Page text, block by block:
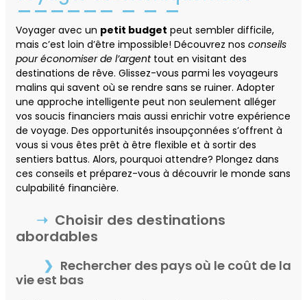
Voyager avec un petit budget peut sembler difficile,
mais c’est loin d’être impossible! Découvrez nos conseils
pour économiser de l’argenttout en visitant des
destinations de rêve. Glissez-vous parmi les voyageurs
malins qui savent où se rendre sans se ruiner. Adopter
une approche intelligente peut non seulement alléger
vos soucis financiers mais aussi enrichir votre expérience
de voyage. Des opportunités insoupçonnées s’offrent à
vous si vous êtes prêt à être flexible et à sortir des
sentiers battus. Alors, pourquoi attendre? Plongez dans
ces conseils et préparez-vous à découvrir le monde sans
culpabilité financière.
Choisir des destinations
abordables
Rechercher des pays où le coût de la
vie est bas